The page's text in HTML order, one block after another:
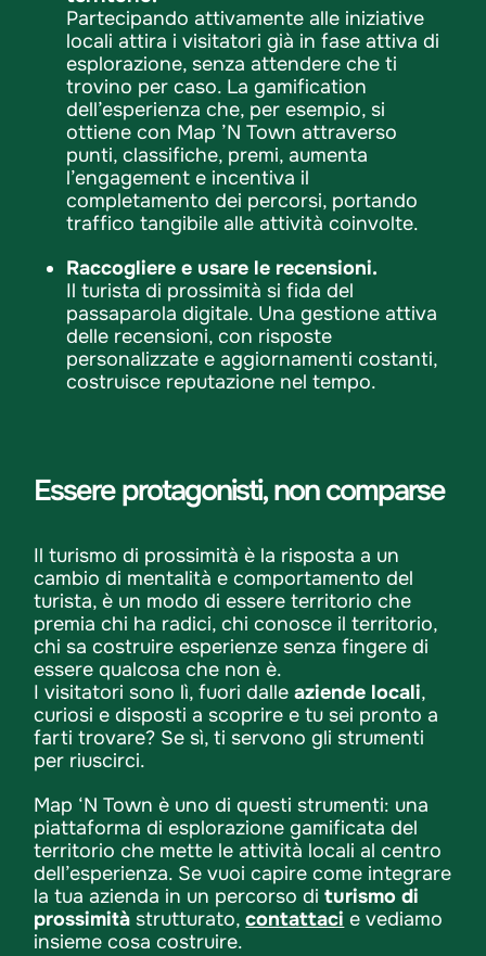
Partecipando attivamente alle iniziative
locali attira i visitatori già in fase attiva di
esplorazione, senza attendere che ti
trovino per caso. La gamification
dell’esperienza che, per esempio, si
ottiene con Map ’N Town attraverso
punti, classifiche, premi, aumenta
l’engagement e incentiva il
completamento dei percorsi, portando
traffico tangibile alle attività coinvolte.
Raccogliere e usare le recensioni.
Il turista di prossimità si fida del
passaparola digitale. Una gestione attiva
delle recensioni, con risposte
personalizzate e aggiornamenti costanti,
costruisce reputazione nel tempo.
Essere protagonisti, non comparse
Il turismo di prossimità è la risposta a un
cambio di mentalità e comportamento del
turista, è un modo di essere territorio che
premia chi ha radici, chi conosce il territorio,
chi sa costruire esperienze senza fingere di
essere qualcosa che non è.
I visitatori sono lì, fuori dalleaziende locali,
curiosi e disposti a scoprire e tu sei pronto a
farti trovare? Se sì, ti servono gli strumenti
per riuscirci.
Map ‘N Town è uno di questi strumenti: una
piattaforma di esplorazione gamificata del
territorio che mette le attività locali al centro
dell’esperienza. Se vuoi capire come integrare
la tua azienda in un percorso diturismo di
prossimità strutturato,contattaci e vediamo
insieme cosa costruire.